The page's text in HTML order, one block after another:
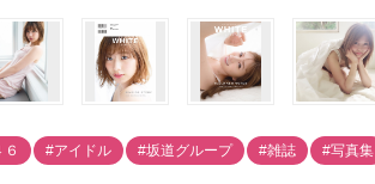
#アイドル #坂道グループ #雑誌 #写真集